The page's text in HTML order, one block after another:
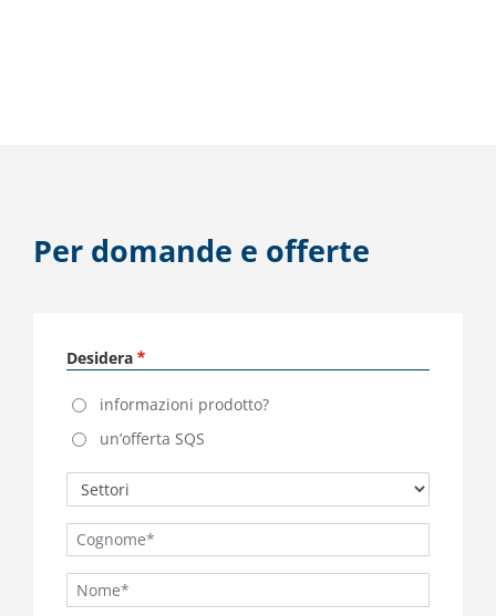
Per domande e offerte
Desidera
informazioni prodotto?
un’offerta SQS